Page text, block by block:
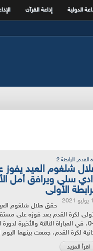
الدولية إذاعة القرآن
القدم, الرابطة 2
شلغوم العيد
سلي ويرافق أمل
الأولى
حقق هلال شلغوم
لكرة القدم بعد فوزه على
1-0، في المباراة الثالثة والأخيرة
لكرة القدم، جمعت بينهما
اقرأ المزيد